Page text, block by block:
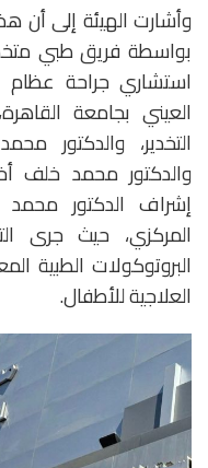
وأشارت الهيئة إلى أن
بواسطة فريق طبي
استشاري جراحة
العيني بجامعة
التخدير، والدكتور
والدكتور محمد خلف
إشراف الدكتور
المركزي، حيث جرى
البروتوكولات الطبية
العلاجية للأطفال.